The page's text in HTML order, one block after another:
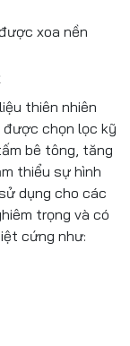
xoa nền
thiên nhiên
chọn lọc kỹ
bê tông, tăng
thiểu sự hình
dụng cho các
trọng và có
cứng như: